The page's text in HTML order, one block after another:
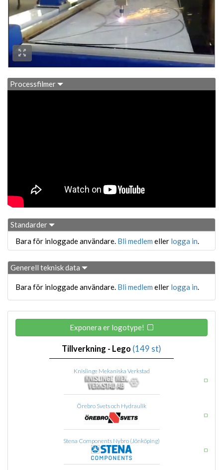
Processfilmer
Standarder
Bara för inloggade användare. Bli medlem eller logga in
Generell teknisk data
Bara för inloggade användare. Bli medlem eller logga in.
Exponera er logotype!
Tillverkning - Lego (149 st)
Knislinge Mekaniska Verkstad
Örebro Svets och Hydraulik
Stena Components Nybro (Jönköping)